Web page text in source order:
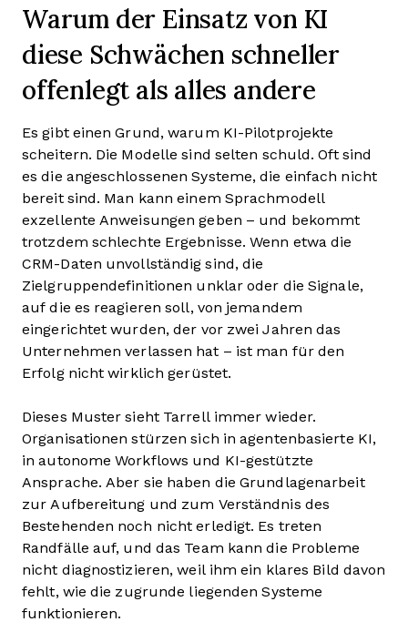
Warum der Einsatz von KI
diese Schwächen schneller
offenlegt als alles andere
Es gibt einen Grund, warum KI-Pilotprojekte
scheitern. Die Modelle sind selten schuld. Oft sind
es die angeschlossenen Systeme, die einfach nicht
bereit sind. Man kann einem Sprachmodell
exzellente Anweisungen geben – und bekommt
trotzdem schlechte Ergebnisse. Wenn etwa die
CRM-Daten unvollständig sind, die
Zielgruppendefinitionen unklar oder die Signale,
auf die es reagieren soll, von jemandem
eingerichtet wurden, der vor zwei Jahren das
Unternehmen verlassen hat – ist man für den
Erfolg nicht wirklich gerüstet.
Dieses Muster sieht Tarrell immer wieder.
Organisationen stürzen sich in agentenbasierte KI,
in autonome Workflows und KI-gestützte
Ansprache. Aber sie haben die Grundlagenarbeit
zur Aufbereitung und zum Verständnis des
Bestehenden noch nicht erledigt. Es treten
Randfälle auf, und das Team kann die Probleme
nicht diagnostizieren, weil ihm ein klares Bild davon
fehlt, wie die zugrunde liegenden Systeme
funktionieren.